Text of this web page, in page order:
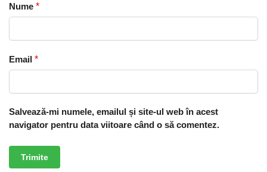
Nume *
Email *
Salvează-mi numele, emailul și site-ul web în acest
navigator pentru data viitoare când o să comentez.